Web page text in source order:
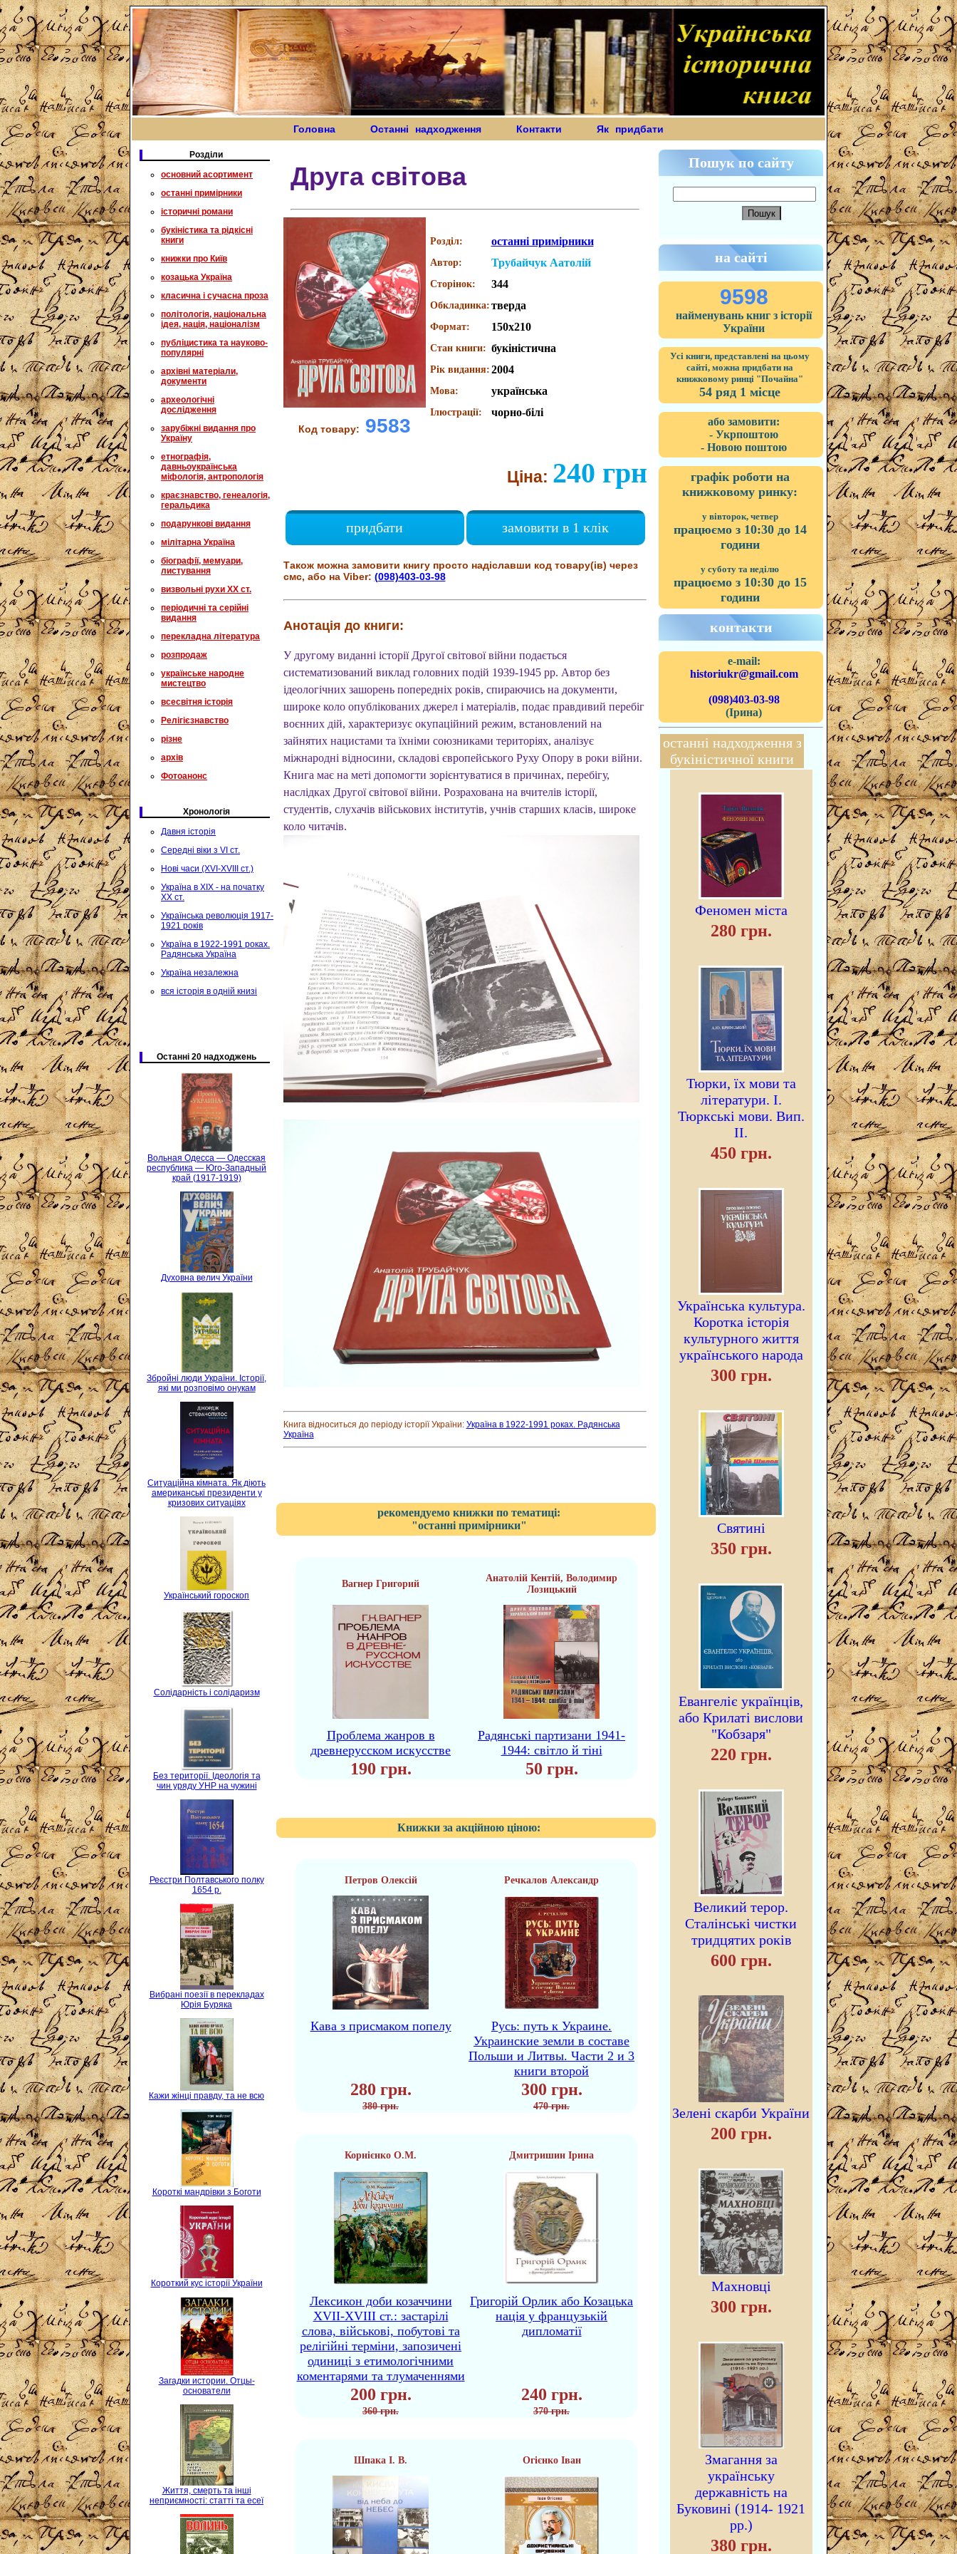
Головна Останні надходження Контакти Як придбати
Розділи
основний асортимент
останні примірники
історичні романи
букіністика та рідкісні
книги
книжки про Київ
козацька Україна
класична і сучасна проза
політологія, національна
ідея, нація, націоналізм
публіцистика та науково-
популярні
архівні матеріали,
документи
археологічні
дослідження
зарубіжні видання про
Україну
етнографія,
давньоукраїнська
міфологія, антропологія
краєзнавство, генеалогія,
геральдика
подарункові видання
мілітарна Україна
біографії, мемуари,
листування
визвольні рухи XX ст.
періодичні та серійні
видання
перекладна література
розпродаж
українське народне
мистецтво
всесвітня історія
Релігієзнавство
різне
архів
Фотоанонс
Хронологія
Давня історія
Середні віки з VI ст.
Нові часи (XVI-XVIII ст.)
Україна в XIX - на початку
XX ст.
Українська революція 1917-
1921 років
Україна в 1922-1991 роках.
Радянська Україна
Україна незалежна
вся історія в одній книзі
Останні 20 надходжень
Вольная Одесса — Одесская
республика — Юго-Западный
край (1917-1919)
Духовна велич України
Збройні люди України. Історії,
які ми розповімо онукам
Ситуаційна кімната. Як діють
американські президенти у
кризових ситуаціях
Український гороскоп
Солідарність і солідаризм
Без території. Ідеологія та
чин уряду УНР на чужині
Реєстри Полтавського полку
1654 р.
Вибрані поезії в перекладах
Юрія Буряка
Кажи жінці правду, та не всю
Короткі мандрівки з Боготи
Короткий кус історії України
Загадки истории. Отцы-
основатели
Життя, смерть та інші
неприємності: статті та есеї
Друга світова
Код товару: 9583
Розділ: останні примірники
Автор: Трубайчук Аатолій
Сторінок: 344
Обкладинка: тверда
Формат: 150х210
Стан книги: букіністична
Рік видання: 2004
Мова: українська
Ілюстрації: чорно-білі
Ціна: 240 грн
придбати замовити в 1 клік
Також можна замовити книгу просто надіславши код товару(ів) через
смс, або на Viber: (098)403-03-98
Анотація до книги:
У другому виданні історії Другої світової війни подається
систематизований виклад головних подій 1939-1945 рр. Автор без
ідеологічних зашорень попередніх років, спираючись на документи,
широке коло опублікованих джерел і матеріалів, подає правдивий перебіг
воєнних дій, характеризує окупаційний режим, встановлений на
зайнятих нацистами та їхніми союзниками територіях, аналізує
міжнародні відносини, складові європейського Руху Опору в роки війни.
Книга має на меті допомогти зорієнтуватися в причинах, перебігу,
наслідках Другої світової війни. Розрахована на вчителів історії,
студентів, слухачів військових інститутів, учнів старших класів, широке
коло читачів.
Книга відноситься до періоду історії України: Україна в 1922-1991 роках. Радянська
Україна
рекомендуемо книжки по тематиці:
"останні примірники"
Вагнер Григорий
Анатолій Кентій, Володимир
Лозицький
Проблема жанров в
древнерусском искусстве
Радянські партизани 1941-
1944: світло й тіні
190 грн. 50 грн.
Книжки за акційною ціною:
Петров Олексій Речкалов Александр
Кава з присмаком попелу
Русь: путь к Украине.
Украинские земли в составе
Польши и Литвы. Части 2 и 3
книги второй
280 грн. 300 грн.
380 грн. 470 грн.
Корнієнко О.М. Дмитришин Ірина
Лексикон доби козаччини
XVII-XVIII ст.: застарілі
слова, військові, побутові та
релігійні терміни, запозичені
одиниці з етимологічними
коментарями та тлумаченнями
Григорій Орлик або Козацька
нація у французькій
дипломатії
200 грн. 240 грн.
360 грн. 370 грн.
Шпака І. В. Огієнко Іван
Пошук по сайту
на сайті
9598
найменувань книг з історії
України
Усі книги, представлені на цьому
сайті, можна придбати на
книжковому ринці "Почайна"
54 ряд 1 місце
або замовити:
- Укрпоштою
- Новою поштою
графік роботи на
книжковому ринку:
у вівторок, четвер
працюємо з 10:30 до 14
години
у суботу та неділю
працюємо з 10:30 до 15
години
контакти
e-mail:
historiukr@gmail.com
(098)403-03-98
(Ірина)
останні надходження з
букіністичної книги
Феномен міста
280 грн.
Тюрки, їх мови та
літератури. I.
Тюркські мови. Вип.
II.
450 грн.
Українська культура.
Коротка історія
культурного життя
українського народа
300 грн.
Святині
350 грн.
Евангеліє українців,
або Крилаті вислови
"Кобзаря"
220 грн.
Великий терор.
Сталінські чистки
тридцятих років
600 грн.
Зелені скарби України
200 грн.
Махновці
300 грн.
Змагання за
українську
державність на
Буковині (1914- 1921
рр.)
380 грн.